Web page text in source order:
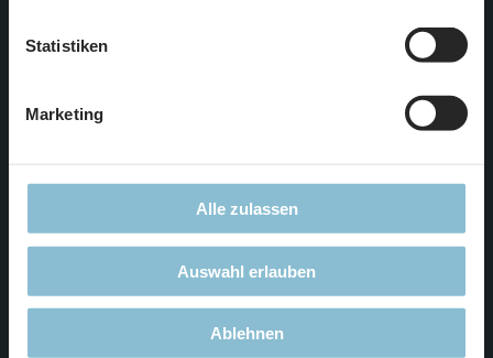
Statistiken
Marketing
Alle zulassen
Auswahl erlauben
Ablehnen
Sehr gut zu erkennen ist die Mischung verschiedener